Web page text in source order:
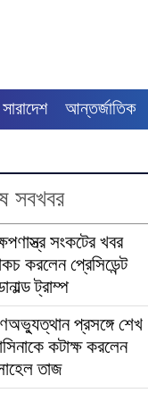
সারাদেশ আন্তর্জাতিক
সবখবর
সংকটের খবর
করলেন প্রেসিডেন্ট
ট্রাম্প
প্রসঙ্গে শেখ
কটাক্ষ করলেন
তাজ